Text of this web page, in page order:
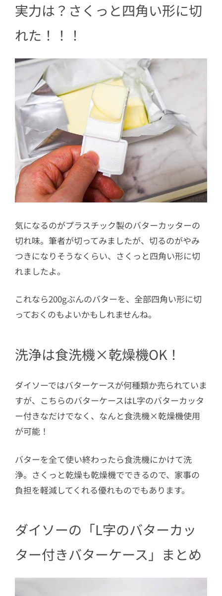
実力は？さくっと四角い形に切
れた！！！
気になるのがプラスチック製のバターカッターの
切れ味。筆者が切ってみましたが、切るのがやみ
つきになりそうなくらい、さくっと四角い形に切
れましたよ。
これなら200gぶんのバターを、全部四角い形に切
っておくのもよいかもしれませんね。
洗浄は食洗機×乾燥機OK！
ダイソーではバターケースが何種類か売られていま
すが、こちらのバターケースはL字のバターカッタ
ー付きなだけでなく、なんと食洗機×乾燥機使用
が可能！
バターを全て使い終わったら食洗機にかけて洗
浄。さくっと乾燥も乾燥機でできるので、家事の
負担を軽減してくれる優れものでもあります。
ダイソーの「L字のバターカッ
ター付きバターケース」まとめ